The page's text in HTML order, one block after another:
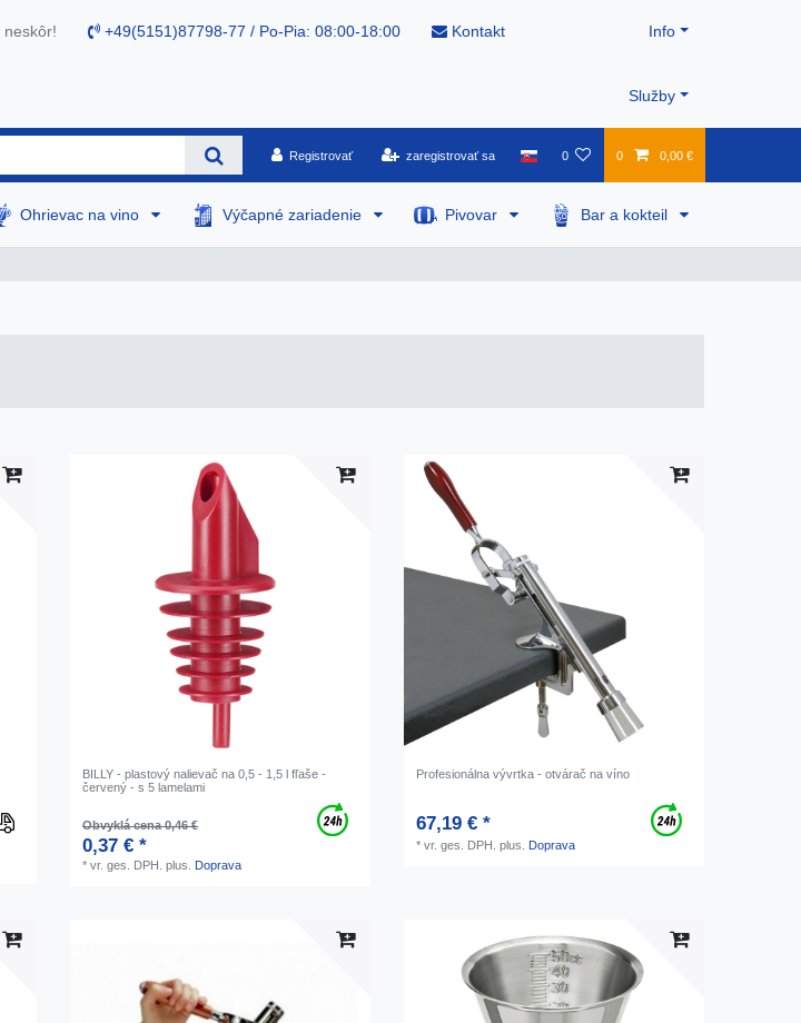
+49(5151)87798-77 / Po-Pia: 08:00-18:00 Kontakt Info
Služby
Registrovať zaregistrovať sa 0 0 0,00 €
Ohrievac na vino Výčapné zariadenie Pivovar Bar a kokteil
BILLY - plastový nalievač na 0,5 - 1,5 l fľaše -
červený - s 5 lamelami
Obvyklá cena 0,46 €
0,37 € *
*vr. ges. DPH. plus. Doprava
Profesionálna vývrtka - otvárač na víno
67,19 € *
*vr. ges. DPH. plus. Doprava